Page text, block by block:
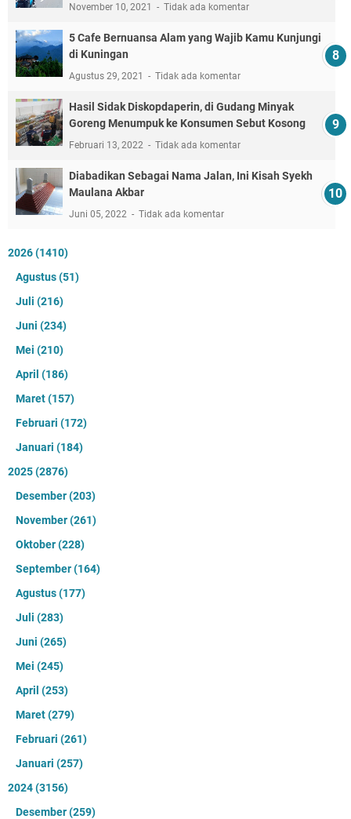
November 10, 2021 Tidak ada komentar
5 Cafe Bernuansa Alam yang Wajib Kamu Kunjungi
di Kuningan
Agustus 29, 2021 Tidak ada komentar
Hasil Sidak Diskopdaperin, di Gudang Minyak
Goreng Menumpuk ke Konsumen Sebut Kosong
Februari 13, 2022 Tidak ada komentar
Diabadikan Sebagai Nama Jalan, Ini Kisah Syekh
Maulana Akbar
Juni 05, 2022 Tidak ada komentar
2026(1410)
Agustus(51)
Juli (216)
Juni (234)
Mei (210)
April (186)
Maret(157)
Februari (172)
Januari (184)
2025(2876)
Desember(203)
November(261)
Oktober(228)
September(164)
Agustus(177)
Juli (283)
Juni (265)
Mei (245)
April (253)
Maret(279)
Februari (261)
Januari (257)
2024(3156)
Desember(259)